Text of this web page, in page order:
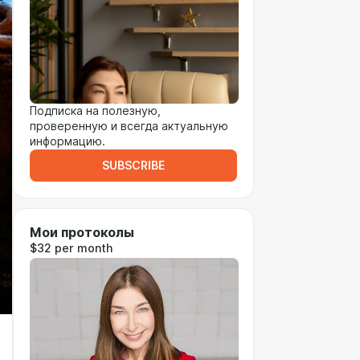
Подписка на полезную,
проверенную и всегда актуальную
информацию.
SUBSCRIBE
Мои протоколы
$32 per month